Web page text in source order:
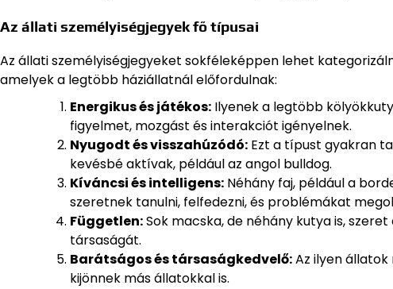
Az állati személyiségjegyek fő típusai
Az állati személyiségjegyeket sokféleképpen lehet
amelyek a legtöbb háziállatnál előfordulnak:
Energikus és játékos: Ilyenek a legtöbb
figyelmet, mozgást és interakciót igényelnek.
Nyugodt és visszahúzódó: Ezt a típust gyakran
kevésbé aktívak, például az angol bulldog.
Kíváncsi és intelligens: Néhány faj, például a
szeretnek tanulni, felfedezni, és problémákat
Független:Sok macska, de néhány kutya is,
társaságát.
Barátságos és társaságkedvelő:Az ilyen
kijönnek más állatokkal is.